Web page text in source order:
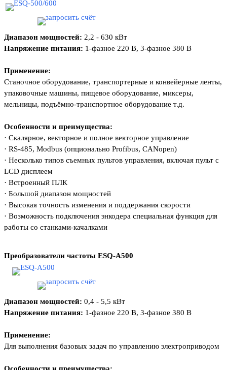
Диапазон мощностей: 2,2 - 630 кВт
Напряжение питания: 1-фазное 220 В, 3-фазное 380 В
Применение:
Станочное оборудование, транспортерные и конвейерные ленты,
упаковочные машины, пищевое оборудование, миксеры,
мельницы, подъёмно-транспортное оборудование т.д.
Особенности и преимущества:
· Скалярное, векторное и полное векторное управление
· RS-485, Modbus (опционально Profibus, CANopen)
· Несколько типов съемных пультов управления, включая пульт с
LCD дисплеем
· Встроенный ПЛК
· Большой диапазон мощностей
· Высокая точность изменения и поддержания скорости
· Возможность подключения энкодера специальная функция для
работы со станками-качалками
Преобразователи частоты ESQ-A500
Диапазон мощностей: 0,4 - 5,5 кВт
Напряжение питания: 1-фазное 220 В, 3-фазное 380 В
Применение:
Для выполнения базовых задач по управлению электроприводом